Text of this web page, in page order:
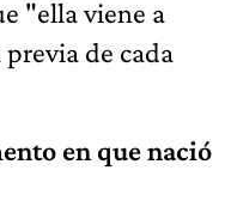
"ella viene a
de cada
en que nació